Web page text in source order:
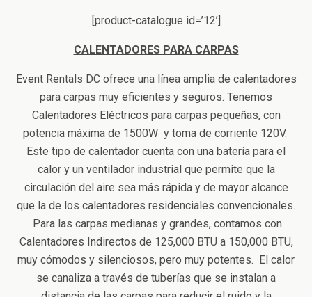
[product-catalogue id=’12’]
CALENTADORES PARA CARPAS
Event Rentals DC ofrece una línea amplia de calentadores
para carpas muy eficientes y seguros. Tenemos
Calentadores Eléctricos para carpas pequeñas, con
potencia máxima de 1500W y toma de corriente 120V.
Este tipo de calentador cuenta con una batería para el
calor y un ventilador industrial que permite que la
circulación del aire sea más rápida y de mayor alcance
que la de los calentadores residenciales convencionales.
Para las carpas medianas y grandes, contamos con
Calentadores Indirectos de 125,000 BTU a 150,000 BTU,
muy cómodos y silenciosos, pero muy potentes. El calor
se canaliza a través de tuberías que se instalan a